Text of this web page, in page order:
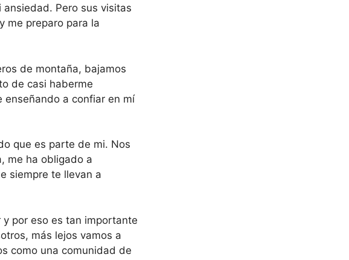
Pero sus visitas
me preparo para la
de montaña, bajamos
de casi haberme
enseñando a confiar en mí
que es parte de mi. Nos
me ha obligado a
siempre te llevan a
por eso es tan importante
más lejos vamos a
como una comunidad de